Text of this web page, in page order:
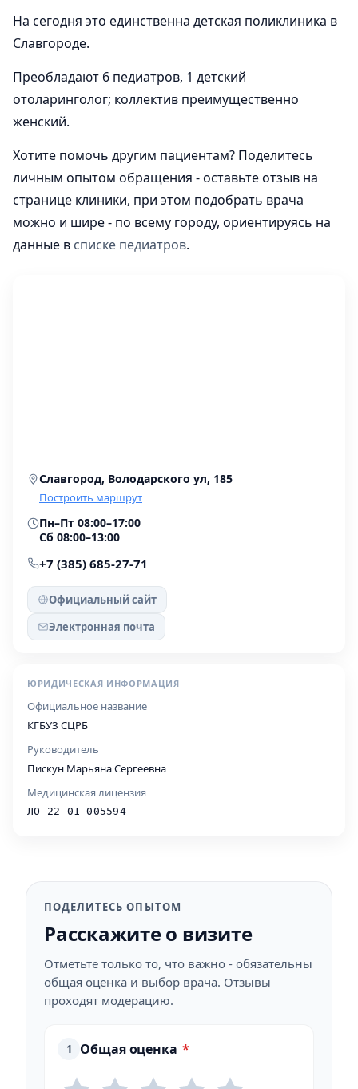
На сегодня это единственна детская поликлиника в
Славгороде.
Преобладают 6 педиатров, 1 детский
отоларинголог; коллектив преимущественно
женский.
Хотите помочь другим пациентам? Поделитесь
личным опытом обращения - оставьте отзыв на
странице клиники, при этом подобрать врача
можно и шире - по всему городу, ориентируясь на
данные в списке педиатров.
Славгород, Володарского ул, 185
Построить маршрут
Пн–Пт 08:00–17:00
Сб 08:00–13:00
+7 (385) 685-27-71
Официальный сайт
Электронная почта
ЮРИДИЧЕСКАЯ ИНФОРМАЦИЯ
Официальное название
КГБУЗ СЦРБ
Руководитель
Пискун Марьяна Сергеевна
Медицинская лицензия
ЛО-22-01-005594
ПОДЕЛИТЕСЬ ОПЫТОМ
Расскажите о визите
Отметьте только то, что важно - обязательны
общая оценка и выбор врача. Отзывы
проходят модерацию.
1 Общая оценка *